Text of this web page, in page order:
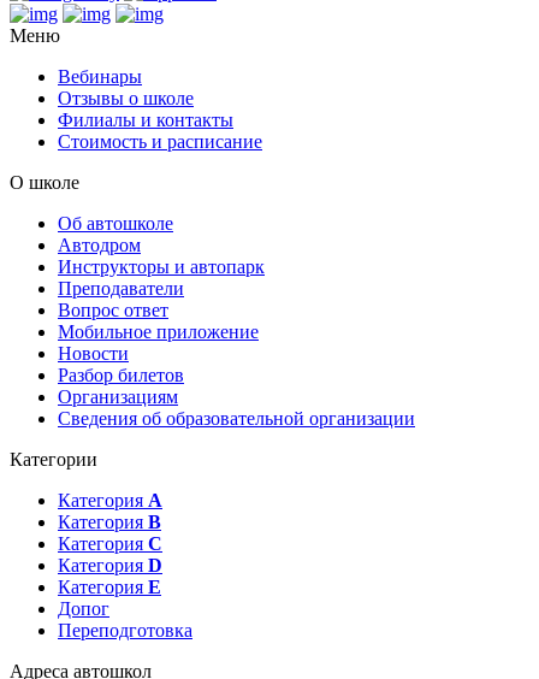
Меню
Вебинары
Отзывы о школе
Филиалы и контакты
Стоимость и расписание
О школе
Об автошколе
Автодром
Инструкторы и автопарк
Преподаватели
Вопрос ответ
Мобильное приложение
Новости
Разбор билетов
Организациям
Сведения об образовательной организации
Категории
Категория А
Категория B
Категория C
Категория D
Категория E
Допог
Переподготовка
Адреса автошкол